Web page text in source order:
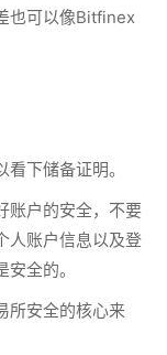
也可以像Bitfinex
下储备证明。
账户的安全，不要
人账户信息以及登
全的。
所安全的核心来